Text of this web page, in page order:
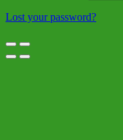
Lost your password?